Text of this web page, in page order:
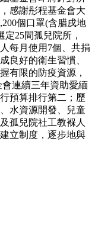
感謝彤程基金會大
個口罩(含腊戌地
25間孤兒院所，
每月使用7個、共捐
良好的衛生習慣、
有限的防疫資源，
連續三年資助愛緬
預算排行第二；歷
水資源開發、兒童
孤兒院社工教褓人
立制度，逐步地與